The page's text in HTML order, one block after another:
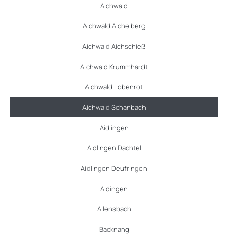
Aichwald
Aichwald Aichelberg
Aichwald Aichschieß
Aichwald Krummhardt
Aichwald Lobenrot
Aichwald Schanbach
Aidlingen
Aidlingen Dachtel
Aidlingen Deufringen
Aldingen
Allensbach
Backnang